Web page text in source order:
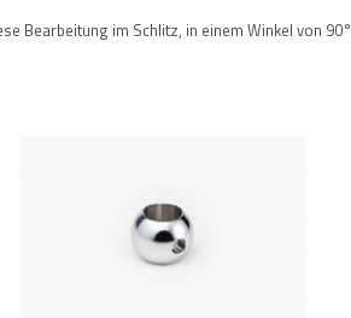
Bearbeitung im Schlitz, in einem Winkel von 90°